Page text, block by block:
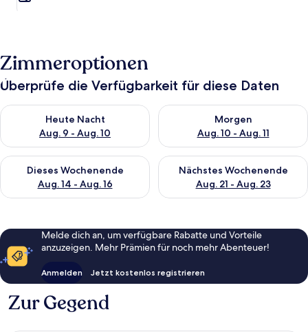
Zimmeroptionen
Überprüfe die Verfügbarkeit für diese Daten
Heute Nacht
Aug. 9 - Aug. 10
Überprüfe die Verfügbarkeit für heute Nacht, Aug. 9 - Aug.
Morgen
Aug. 10 - Aug. 11
Überprüfe die Verfügbarkeit
Dieses Wochenende
Aug. 14 - Aug. 16
Überprüfe die Verfügbarkeit für dieses Wochenende, Aug. 14
Nächstes Wochenende
Aug. 21 - Aug. 23
Überprüfe die Verfügbarkeit
Melde dich an, um verfügbare Rabatte und Vorteile
anzuzeigen. Mehr Prämien für noch mehr Abenteuer!
Anmelden Jetzt kostenlos registrieren
Zur Gegend